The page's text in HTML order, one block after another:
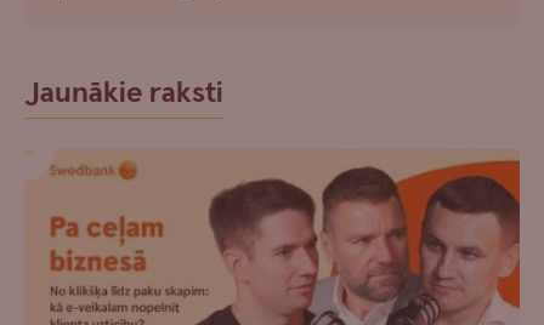
Jaunākie raksti